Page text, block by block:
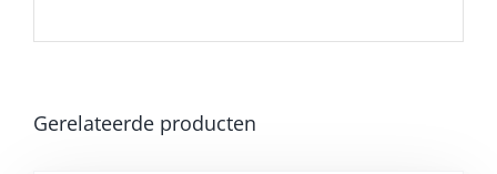
Gerelateerde producten